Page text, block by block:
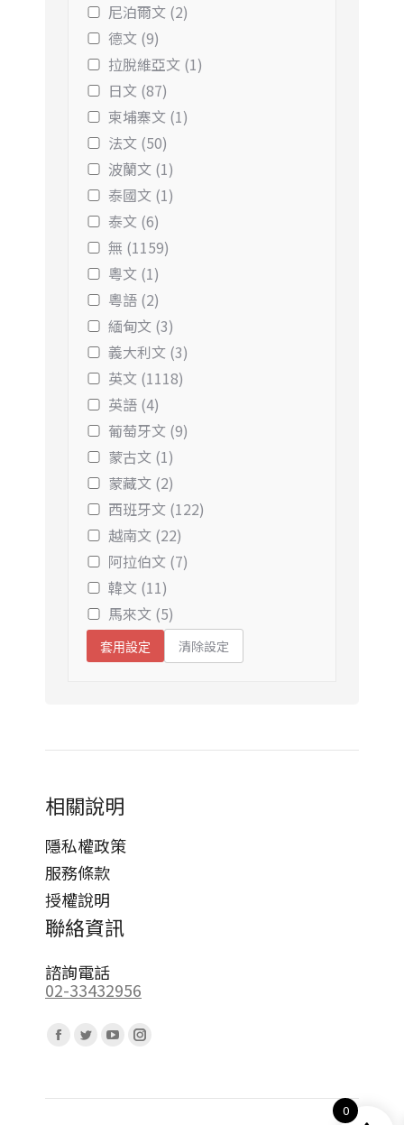
尼泊爾文 (2)
德文 (9)
拉脫維亞文 (1)
日文 (87)
柬埔寨文 (1)
法文 (50)
波蘭文 (1)
泰國文 (1)
泰文 (6)
無 (1159)
粵文 (1)
粵語 (2)
緬甸文 (3)
義大利文 (3)
英文 (1118)
英語 (4)
葡萄牙文 (9)
蒙古文 (1)
蒙藏文 (2)
西班牙文 (122)
越南文 (22)
阿拉伯文 (7)
韓文 (11)
馬來文 (5)
套用設定 清除設定
相關說明
隱私權政策
服務條款
授權說明
聯絡資訊
諮詢電話
02-33432956
Facebook
opens
Twitter
opens
YouTube
opens
Instagram
opens
0